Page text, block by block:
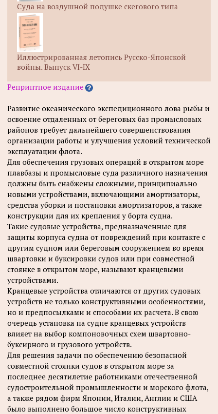
Суда на воздушной подушке скегового типа
Иллюстрированная летопись Русско-Японской
войны. Выпуск VI-IX
Репринтное издание
Развитие океанического экспедиционного лова рыбы и
освоение отдаленных от береговых баз промысловых
районов требует дальнейшего совершенствования
организации работы и улучшения условий технической
эксплуатации флота.
Для обеспечения грузовых операций в открытом море
плавбазы и промысловые суда различного назначения
должны быть снабжены сложными, принципиально
новыми устройствами, включающими амортизаторы,
средства уборки и постановки амортизаторов, а также
конструкции для их крепления у борта судна.
Такие судовые устройства, предназначенные для
защиты корпуса судна от повреждений при контакте с
другим судном или береговым сооружением во время
швартовки и буксировки судов или при совместной
стоянке в открытом море, называют кранцевыми
устройствами.
Кранцевые устройства отличаются от других судовых
устройств не только конструктивными особенностями,
но и предпосылками и способами их расчета. В свою
очередь установка на судне кранцевых устройств
влияет на выбор компоновочных схем швартовно-
буксирного и грузового устройств.
Для решения задачи по обеспечению безопасной
совместной стоянки судов в открытом море за
последнее десятилетие работниками отечественной
судостроительной промышленности и морского флота,
а также рядом фирм Японии, Италии, Англии и США
было выполнено большое число конструктивных